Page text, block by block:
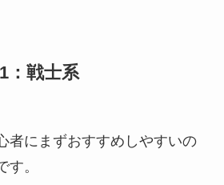
：戦士系
者にまずおすすめしやすいの
す。